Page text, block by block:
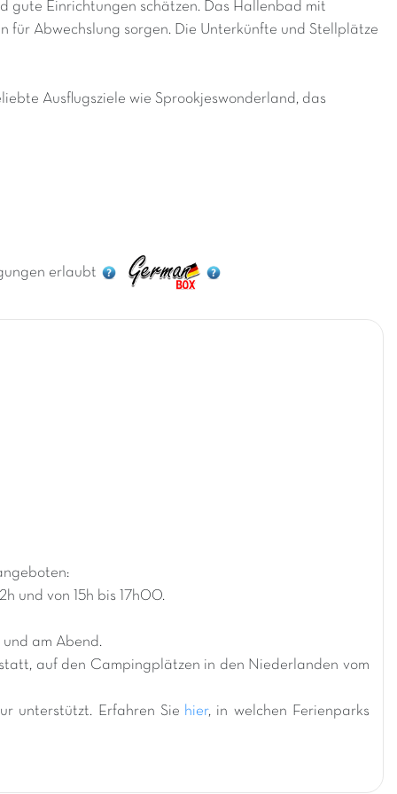
gute Einrichtungen schätzen. Das Hallenbad mit
für Abwechslung sorgen. Die Unterkünfte und Stellplätze
Ausflugsziele wie Sprookjeswonderland, das
erlaubt
und von 15h bis 17h00.
am Abend.
auf den Campingplätzen in den Niederlanden vom
unterstützt. Erfahren Sie hier, in welchen Ferienparks